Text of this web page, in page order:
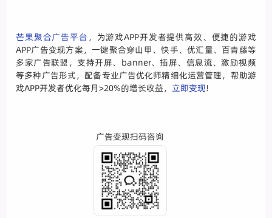
芒果聚合广告平台 ，为游戏APP开发者提供高效、便捷的游戏
APP广告变现方案，一键聚合穿山甲、快手、优汇量、百青藤等
多家广告联盟，支持开屏、banner、插屏、信息流、激励视频
等多种广告形式，配备专业广告优化师精细化运营管理，帮助游
戏APP开发者优化每月>20%的增长收益， 立即变现!
广告变现扫码咨询